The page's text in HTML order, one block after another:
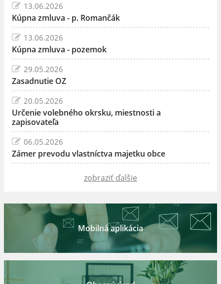
13.06.2026
Kúpna zmluva - p. Romančák
13.06.2026
Kúpna zmluva - pozemok
29.05.2026
Zasadnutie OZ
20.05.2026
Určenie volebného okrsku, miestnosti a
zapisovateľa
06.05.2026
Zámer prevodu vlastníctva majetku obce
zobraziť ďalšie
Mobilná aplikácia